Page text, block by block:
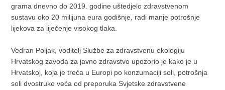
grama dnevno do 2019. godine uštedjelo zdravstvenom
sustavu oko 20 milijuna eura godišnje, radi manje potrošnje
lijekova za liječenje visokog tlaka.
Vedran Poljak, voditelj Službe za zdravstvenu ekologiju
Hrvatskog zavoda za javno zdravstvo upozorio je kako je u
Hrvatskoj, koja je treća u Europi po konzumaciji soli, potrošnja
soli dvostruko veća od preporuka Svjetske zdravstvene